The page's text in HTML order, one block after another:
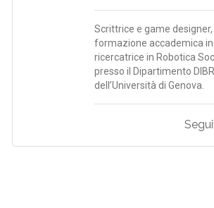
Scrittrice e game designer,
formazione accademica
ricercatrice in Robotica
presso il Dipartimento
dell’Università di Genova.